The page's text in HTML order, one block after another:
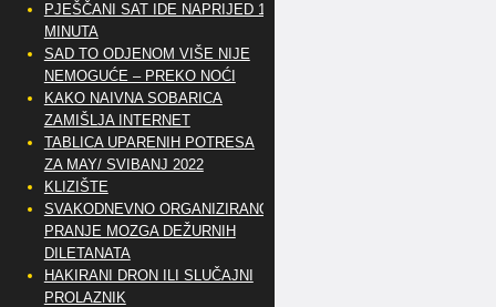
PJEŠČANI SAT IDE NAPRIJED 10
MINUTA
SAD TO ODJENOM VIŠE NIJE
NEMOGUĆE – PREKO NOĆI
KAKO NAIVNA SOBARICA
ZAMIŠLJA INTERNET
TABLICA UPARENIH POTRESA
ZA MAY/ SVIBANJ 2022
KLIZIŠTE
SVAKODNEVNO ORGANIZIRANO
PRANJE MOZGA DEŽURNIH
DILETANATA
HAKIRANI DRON ILI SLUČAJNI
PROLAZNIK